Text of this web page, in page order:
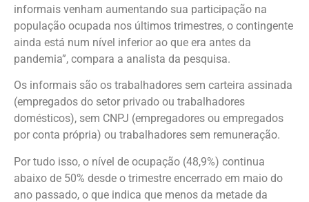
informais venham aumentando sua participação na
população ocupada nos últimos trimestres, o contingente
ainda está num nível inferior ao que era antes da
pandemia”, compara a analista da pesquisa.
Os informais são os trabalhadores sem carteira assinada
(empregados do setor privado ou trabalhadores
domésticos), sem CNPJ (empregadores ou empregados
por conta própria) ou trabalhadores sem remuneração.
Por tudo isso, o nível de ocupação (48,9%) continua
abaixo de 50% desde o trimestre encerrado em maio do
ano passado, o que indica que menos da metade da